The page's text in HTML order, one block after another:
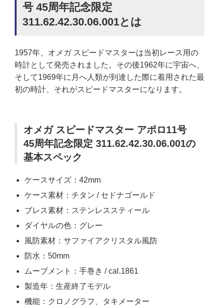
号 45周年記念限定
311.62.42.30.06.001とは
1957年、オメガ スピードマスターは当初レース用の
時計として発売されました。その後1962年に宇宙へ、
そして1969年に月へ人類が到達した際に着用された最
初の時計、それがスピードマスターになります。
オメガ スピードマスター アポロ11号
45周年記念限定 311.62.42.30.06.001の
基本スペック
ケースサイズ：42mm
ケース素材：チタン / セドナゴールド
ブレス素材：ステンレススティール
ダイヤルの色：グレー
風防素材：サファイアクリスタル風防
防水：50mm
ムーブメント：手巻き / cal.1861
製造年：生産終了モデル
機能：クロノグラフ、タキメーター